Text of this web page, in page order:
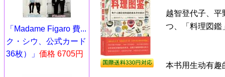
「Madame Figaro 費...
ク・シウ、公式カード
36枚）」 価格 6705円
越智登代子、平
つ、「料理図鑑
本书用生动有趣